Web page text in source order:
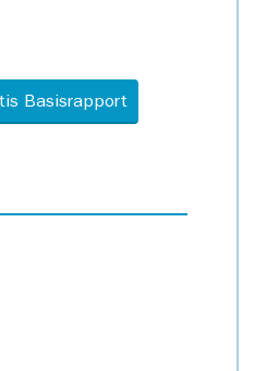
Basisrapport